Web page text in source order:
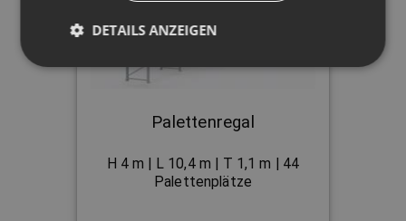
Palettenregal
H 4 m | L 10,4 m | T 1,1 m | 44
Palettenplätze
DETAILS ANZEIGEN